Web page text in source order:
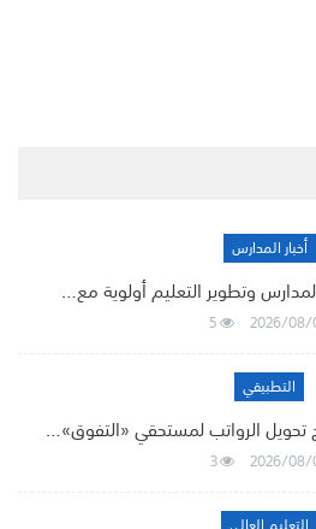
أخبار المدارس
وتطوير التعليم أولوية مع…
2026/
5
التطبيقي
تحويل الرواتب لمستحقي «التفوق»…
2026/
3